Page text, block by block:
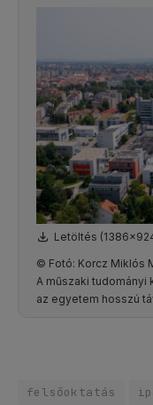
Letöltés
© Fotó: Korcz Miklós
A műszaki
az egyetem hosszú
felsőoktatás